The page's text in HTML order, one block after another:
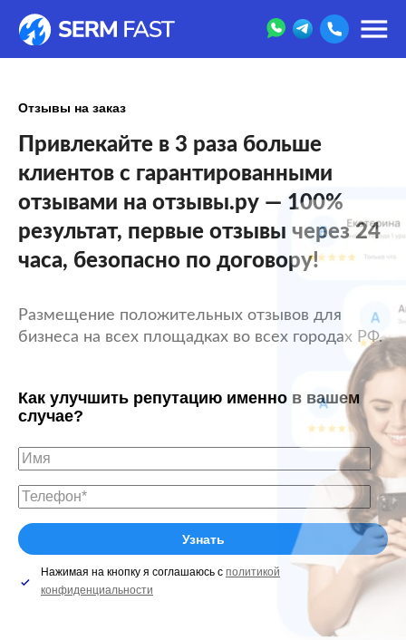
Отзывы на заказ
Привлекайте в 3 раза больше
клиентов с гарантированными
отзывами на отзывы.ру — 100%
результат, первые отзывы через 24
часа, безопасно по договору!
Размещение положительных отзывов для
бизнеса на всех площадках во всех городах РФ.
Как улучшить репутацию именно в вашем
случае?
Нажимая на кнопку я соглашаюсь с политикой
конфиденциальности